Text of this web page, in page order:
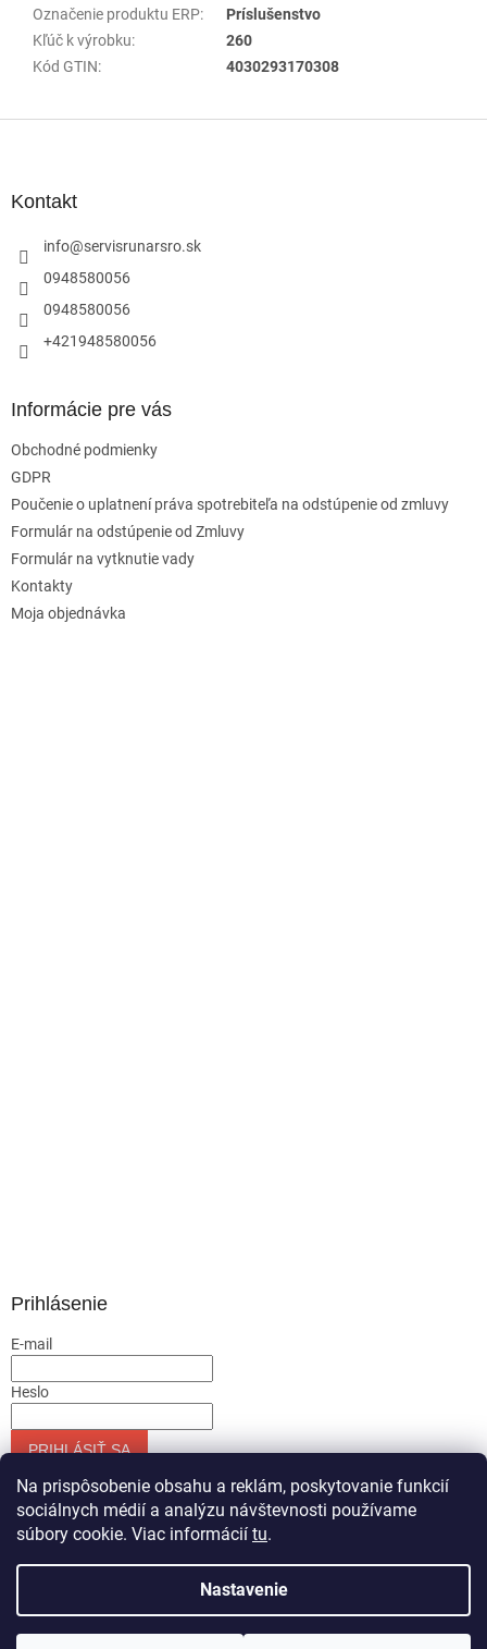
Na prispôsobenie obsahu a reklám, poskytovanie funkcií
sociálnych médií a analýzu návštevnosti používame
súbory cookie. Viac informácií tu.
Nastavenie
Označenie produktu ERP:
Príslušenstvo
Kľúč k výrobku:
260
Kód GTIN: 4030293170308
Kontakt
info@servisrunarsro.sk
0948580056
0948580056
+421948580056
Informácie pre vás
Obchodné podmienky
GDPR
Poučenie o uplatnení práva spotrebiteľa na odstúpenie od zmluvy
Formulár na odstúpenie od Zmluvy
Formulár na vytknutie vady
Kontakty
Moja objednávka
Prihlásenie
E-mail
Heslo
PRIHLÁSIŤ SA
Nová registráciaZabudnuté heslo
Servis-runar sro